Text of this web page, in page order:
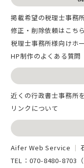
掲載希望の税理士事務
修正・削除依頼はこちら
税理士事務所様向けホ
HP制作のよくある質問
近くの行政書士事務所
リンクについて
Aifer Web Service
TEL： 070-8480-8703